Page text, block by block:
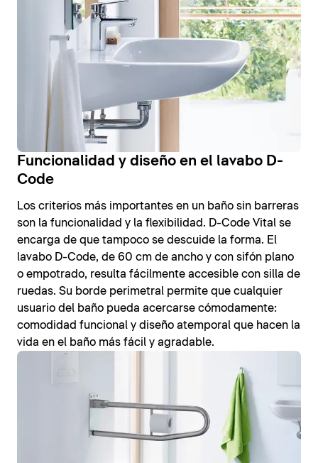
Funcionalidad y diseño en el lavabo D-
Code
Los criterios más importantes en un baño sin barreras
son la funcionalidad y la flexibilidad. D-Code Vital se
encarga de que tampoco se descuide la forma. El
lavabo D-Code, de 60 cm de ancho y con sifón plano
o empotrado, resulta fácilmente accesible con silla de
ruedas. Su borde perimetral permite que cualquier
usuario del baño pueda acercarse cómodamente:
comodidad funcional y diseño atemporal que hacen la
vida en el baño más fácil y agradable.